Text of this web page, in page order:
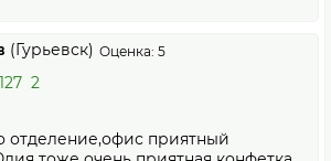
(Гурьевск) Оценка: 5
127 2
отделение,офис приятный